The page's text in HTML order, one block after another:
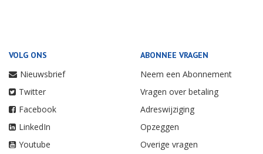
VOLG ONS
Nieuwsbrief
Twitter
Facebook
LinkedIn
Youtube
ABONNEE VRAGEN
Neem een Abonnement
Vragen over betaling
Adreswijziging
Opzeggen
Overige vragen